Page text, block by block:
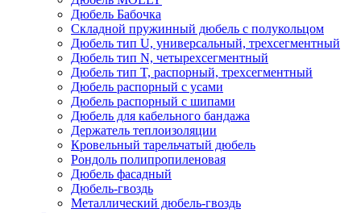
Дюбель Бабочка
Складной пружинный дюбель с полукольцом
Дюбель тип U, универсальный, трехсегментный
Дюбель тип N, четырехсегментный
Дюбель тип T, распорный, трехсегментный
Дюбель распорный с усами
Дюбель распорный с шипами
Дюбель для кабельного бандажа
Держатель теплоизоляции
Кровельный тарельчатый дюбель
Рондоль полипропиленовая
Дюбель фасадный
Дюбель-гвоздь
Металлический дюбель-гвоздь